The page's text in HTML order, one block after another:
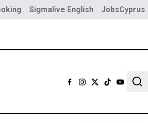
Sigmalive English JobsCyprus